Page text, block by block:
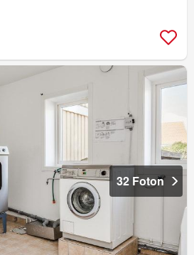
32 Foton